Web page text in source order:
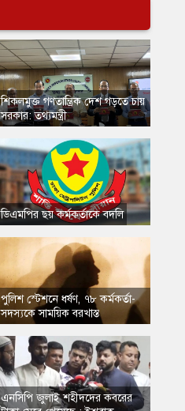
​শিকলমুক্ত গণতান্ত্রিক দেশ গড়তে চায়
সরকার: তথ্যমন্ত্রী
​ডিএমপির ছয় কর্মকর্তাকে বদলি
​পুলিশ স্টেশনে ধর্ষণ, ৭৮ কর্মকর্তা-
সদস্যকে সাময়িক বরখাস্ত
এনসিপি জুলাই শহীদদের কবরের